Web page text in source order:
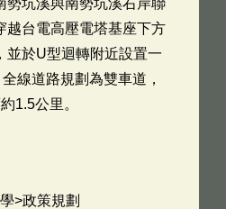
勢坑溪與南勢坑溪右岸聯
越台電高壓電塔基座下方
並於U型迴轉附近設置一
線道路規劃為雙車道，
1.5公里。
>政策規劃